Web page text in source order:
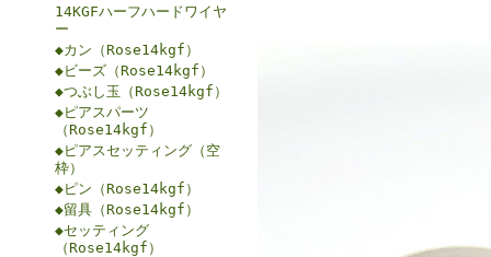
14KGFハーフハードワイヤ
ー
◆カン（Rose14kgf）
◆ビーズ（Rose14kgf）
◆つぶし玉（Rose14kgf）
◆ピアスパーツ
（Rose14kgf）
◆ピアスセッティング（空
枠）
◆ピン（Rose14kgf）
◆留具（Rose14kgf）
◆セッティング
（Rose14kgf）